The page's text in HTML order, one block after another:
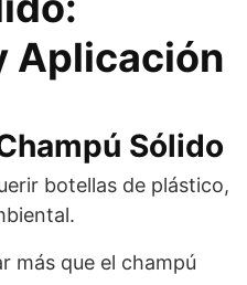
Aplicación
Sólido
botellas de plástico,
más que el champú